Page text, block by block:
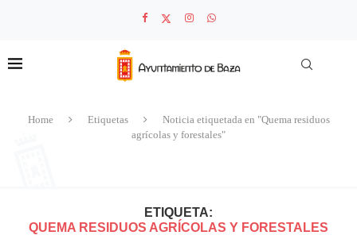
Home Etiquetas
Noticia etiquetada en "Quema residuos
agrícolas y forestales"
ETIQUETA:
QUEMA RESIDUOS AGRÍCOLAS Y FORESTALES